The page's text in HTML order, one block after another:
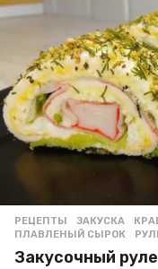
РЕЦЕПТЫ ЗАКУСКА ,
ПЛАВЛЕНЫЙ СЫРОК
,
Закусочный